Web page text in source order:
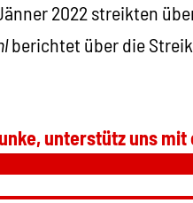
2022 streikten
berichtet über die
unterstütz uns